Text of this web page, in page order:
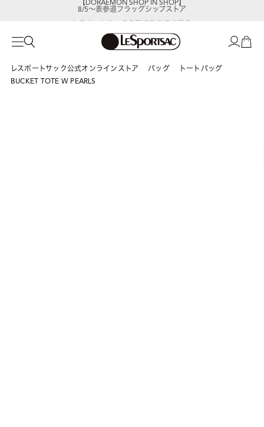
8/5～表参道フラッグシップストア
レスポートサック公式オンラインストア バッグ
トートバッグ
BUCKET TOTE W PEARLS